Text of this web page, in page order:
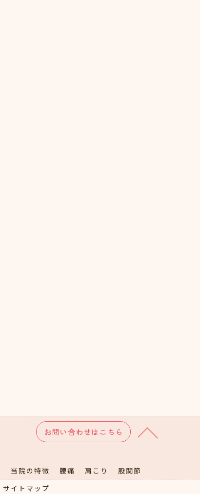
お問い合わせはこちら
当院の特徴 腰痛 肩こり 股関節
サイトマップ